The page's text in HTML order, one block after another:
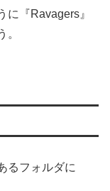
に『Ravagers』
。
るフォルダに